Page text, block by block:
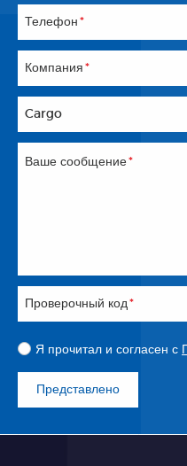
Телефон *
Компания *
Cargo
Ваше сообщение*
Проверочный код*
Я прочитал и согласен с
Представлено